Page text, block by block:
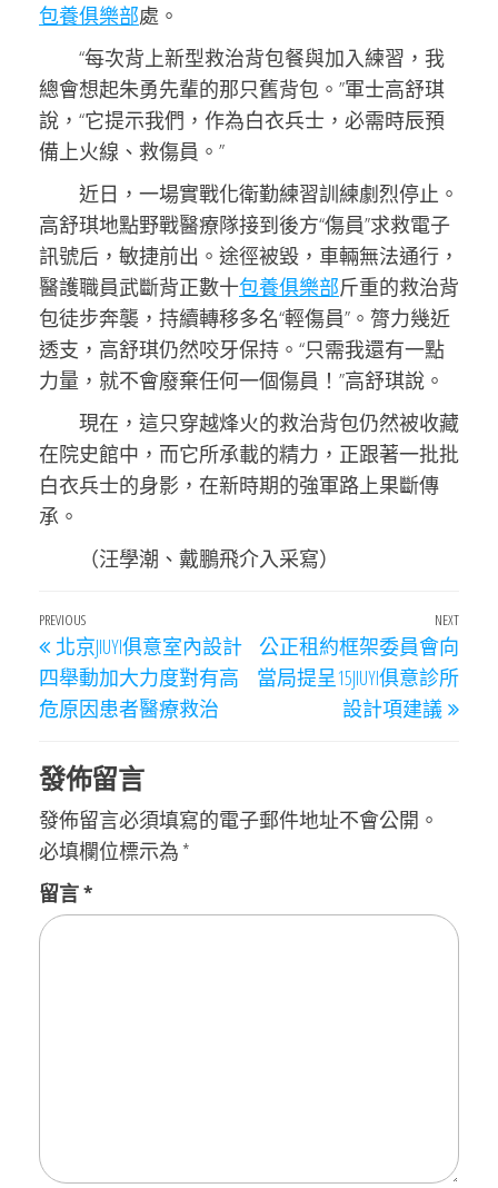
包養俱樂部處。
“每次背上新型救治背包餐與加入練習，我
總會想起朱勇先輩的那只舊背包。”軍士高舒琪
說，“它提示我們，作為白衣兵士，必需時辰預
備上火線、救傷員。”
近日，一場實戰化衛勤練習訓練劇烈停止。
高舒琪地點野戰醫療隊接到後方“傷員”求救電子
訊號后，敏捷前出。途徑被毀，車輛無法通行，
醫護職員武斷背正數十包養俱樂部斤重的救治背
包徒步奔襲，持續轉移多名“輕傷員”。膂力幾近
透支，高舒琪仍然咬牙保持。“只需我還有一點
力量，就不會廢棄任何一個傷員！”高舒琪說。
現在，這只穿越烽火的救治背包仍然被收藏
在院史館中，而它所承載的精力，正跟著一批批
白衣兵士的身影，在新時期的強軍路上果斷傳
承。
（汪學潮、戴鵬飛介入采寫）
文
章
導
Previous
Post
PREVIOUS
北京JIUYI俱意室內設計
四舉動加大力度對有高
危原因患者醫療救治
Next
NEXT
公正租約框架委員會向
當局提呈15JIUYI俱意診所
設計項建議
發佈留言
發佈留言必須填寫的電子郵件地址不會公開。
必填欄位標示為 *
留言*